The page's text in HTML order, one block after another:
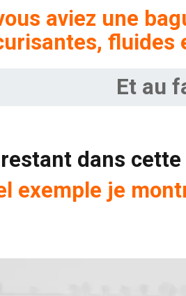
aviez une
fluides
Et au
dans
exemple je